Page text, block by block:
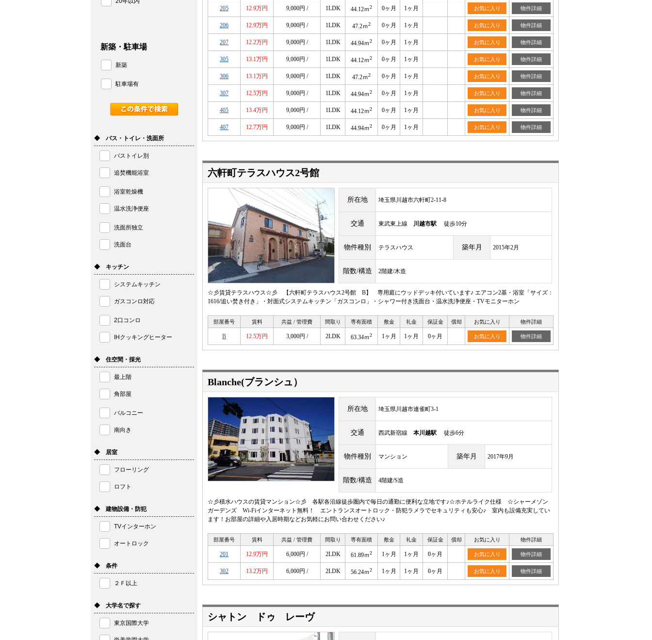
205 12.9万円 9,000円 / 1LDK 44.12ｍ2 0ヶ月 1ヶ月 お気に入り 物件詳細
206 12.9万円 9,000円 / 1LDK 47.2ｍ2 0ヶ月 1ヶ月 お気に入り 物件詳細
207 12.2万円 9,000円 / 1LDK 44.94ｍ2 0ヶ月 1ヶ月 お気に入り 物件詳細
305 13.1万円 9,000円 / 1LDK 44.12ｍ2 0ヶ月 1ヶ月 お気に入り 物件詳細
306 13.1万円 9,000円 / 1LDK 47.2ｍ2 0ヶ月 1ヶ月 お気に入り 物件詳細
307 12.5万円 9,000円 / 1LDK 44.94ｍ2 0ヶ月 1ヶ月 お気に入り 物件詳細
405 13.4万円 9,000円 / 1LDK 44.12ｍ2 0ヶ月 1ヶ月 お気に入り 物件詳細
407 12.7万円 9,000円 / 1LDK 44.94ｍ2 0ヶ月 1ヶ月 お気に入り 物件詳細
六軒町テラスハウス2号館
所在地 埼玉県川越市六軒町2-11-8
交通 東武東上線 川越市駅 徒歩10分
物件種別 テラスハウス 築年月 2015年2月
階数/構造 2階建/木造
☆彡賃貸テラスハウス☆彡 【六軒町テラスハウス2号館 B】 専用庭にウッドデッキ付いています♪ エアコン2基・浴室「サイズ：
1616/追い焚き付き」・対面式システムキッチン「ガスコンロ」・シャワー付き洗面台・温水洗浄便座・TVモニターホン
部屋番号 賃料 共益 / 管理費 間取り 専有面積 敷金 礼金 保証金 償却 お気に入り 物件詳細
B 12.5万円 3,000円 / 2LDK 63.34ｍ2 1ヶ月 1ヶ月 0ヶ月 お気に入り 物件詳細
Blanche(ブランシュ）
所在地 埼玉県川越市連雀町3-1
交通 西武新宿線 本川越駅 徒歩6分
物件種別 マンション 築年月 2017年9月
階数/構造 4階建/S造
☆彡積水ハウスの賃貸マンション☆彡 各駅各沿線徒歩圏内で毎日の通勤に便利な立地です♪☆ホテルライク仕様 ☆シャーメゾン
ガーデンズ Wi-Fiインターネット無料！ エントランスオートロック・防犯ラメラでセキュリティも安心♪ 室内も設備充実してい
ます！お部屋の詳細や入居時期などお気軽にお問い合わせください♪
部屋番号 賃料 共益 / 管理費 間取り 専有面積 敷金 礼金 保証金 償却 お気に入り 物件詳細
201 12.9万円 6,000円 / 2LDK 61.89ｍ2 1ヶ月 1ヶ月 0ヶ月 お気に入り 物件詳細
302 13.2万円 6,000円 / 2LDK 56.24ｍ2 1ヶ月 1ヶ月 0ヶ月 お気に入り 物件詳細
シャトン ドゥ レーヴ
新築・駐車場
新築
駐車場有
◆ バス・トイレ・洗面所
バストイレ別
追焚機能浴室
浴室乾燥機
温水洗浄便座
洗面所独立
洗面台
◆ キッチン
システムキッチン
ガスコンロ対応
2口コンロ
IHクッキングヒーター
◆ 住空間・採光
最上階
角部屋
バルコニー
南向き
◆ 居室
フローリング
ロフト
◆ 建物設備・防犯
TVインターホン
オートロック
◆ 条件
２Ｆ以上
◆ 大学名で探す
東京国際大学